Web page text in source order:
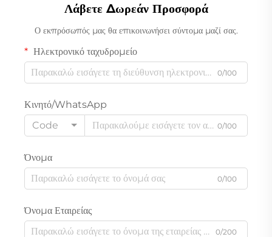
Λάβετε Δωρεάν Προσφορά
Ο εκπρόσωπός μας θα επικοινωνήσει σύντομα μαζί σας.
Ηλεκτρονικό ταχυδρομείο
0/100
Κινητό/WhatsApp
Code
0/100
Όνομα
0/100
Όνομα Εταιρείας
0/200